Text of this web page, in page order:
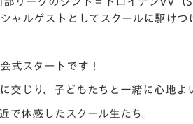
ャルゲストとしてスクールに駆けつ
式スタートです！
じり、子どもたちと一緒に心地よ
体感したスクール生たち。